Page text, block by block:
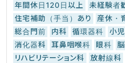
年間休日120日以上
未経験者
住宅補助（手当）あり
産休・
総合門前
内科 循環器科 小
消化器科
耳鼻咽喉科 眼科
リハビリテーション科
放射線科